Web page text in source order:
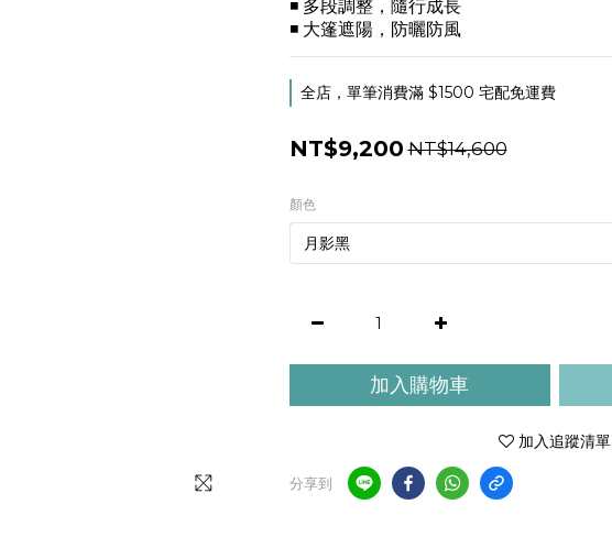
◾ 多段調整，隨行成長
◾ 大篷遮陽，防曬防風
全店，單筆消費滿 $1500 宅配免運費
NT$9,200 NT$14,600
顏色
加入購物車
加入追蹤清單
分享到